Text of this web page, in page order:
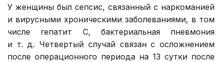
У женщины был сепсис, связанный с наркоманией
и вирусными хроническими заболеваниями, в том
числе гепатит С, бактериальная пневмония
и т. д. Четвертый случай связан с осложнением
после операционного периода на 13 сутки после